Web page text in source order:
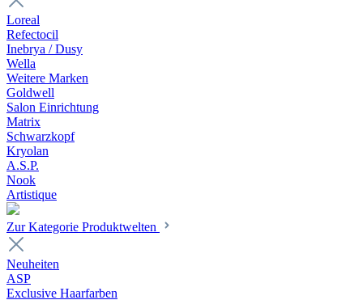
Loreal
Refectocil
Inebrya / Dusy
Wella
Weitere Marken
Goldwell
Salon Einrichtung
Matrix
Schwarzkopf
Kryolan
A.S.P.
Nook
Artistique
Zur Kategorie Produktwelten
Neuheiten
ASP
Exclusive Haarfarben